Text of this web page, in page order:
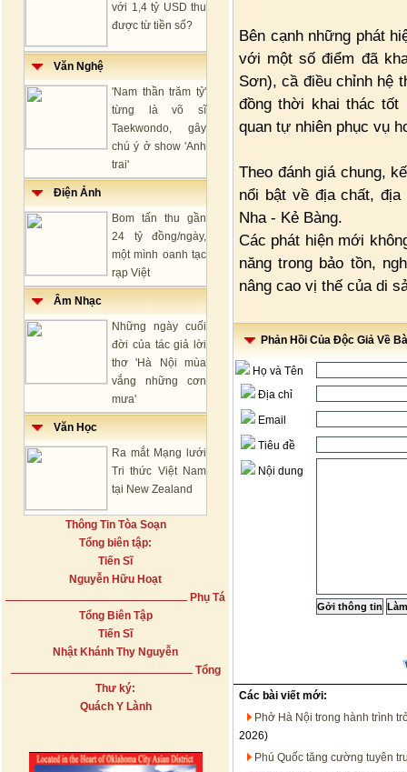
với 1,4 tỷ USD thu
được từ tiền số?
Văn Nghệ
'Nam thần trăm tỷ'
từng là võ sĩ
Taekwondo, gây
chú ý ở show 'Anh
trai'
Điện Ảnh
Bom tấn thu gần
24 tỷ đồng/ngày,
một mình oanh tạc
rạp Việt
Âm Nhạc
Những ngày cuối
đời của tác giả lời
thơ 'Hà Nội mùa
vắng những cơn
mưa'
Văn Học
Ra mắt Mạng lưới
Tri thức Việt Nam
tại New Zealand
Thông Tin Tòa Soạn
Tổng biên tập:
Tiến Sĩ
Nguyễn Hữu Hoạt
Phụ Tá
Tổng Biên Tập
Tiến Sĩ
Nhật Khánh Thy Nguyễn
Tổng
Thư ký:
Quách Y Lành
Bên cạnh những phát
với một số điểm đã
Sơn), cầ điều chỉnh hệ
đồng thời khai thác tốt
quan tự nhiên phục vụ
Theo đánh giá chung,
nổi bật về địa chất,
Nha - Kẻ Bàng.
Các phát hiện mới
năng trong bảo tồn,
nâng cao vị thế của di
Phản Hồi Của Độc Giả Về
Họ và Tên
Địa chỉ
Email
Tiêu đề
Nội dung
Các bài viết mới:
Phở Hà Nội trong hành trình
2026)
Phú Quốc tăng cường tuyên